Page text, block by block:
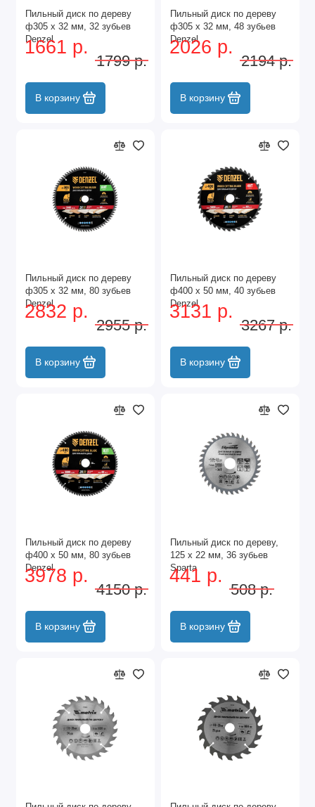
Пильный диск по дереву
ф305 х 32 мм, 32 зубьев
Denzel
1661 р.
1799 р.
В корзину
Пильный диск по дереву
ф305 х 32 мм, 48 зубьев
Denzel
2026 р.
2194 р.
В корзину
Пильный диск по дереву
ф305 х 32 мм, 80 зубьев
Denzel
2832 р.
2955 р.
В корзину
Пильный диск по дереву
ф400 х 50 мм, 40 зубьев
Denzel
3131 р.
3267 р.
В корзину
Пильный диск по дереву
ф400 х 50 мм, 80 зубьев
Denzel
3978 р.
4150 р.
В корзину
Пильный диск по дереву,
125 х 22 мм, 36 зубьев
Sparta
441 р.
508 р.
В корзину